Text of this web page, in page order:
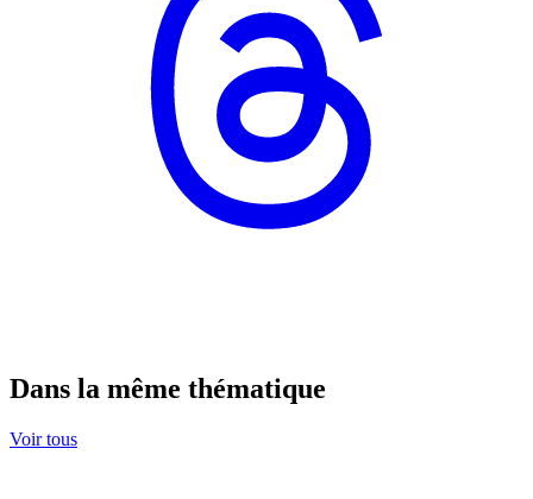
Dans la même thématique
Voir tous